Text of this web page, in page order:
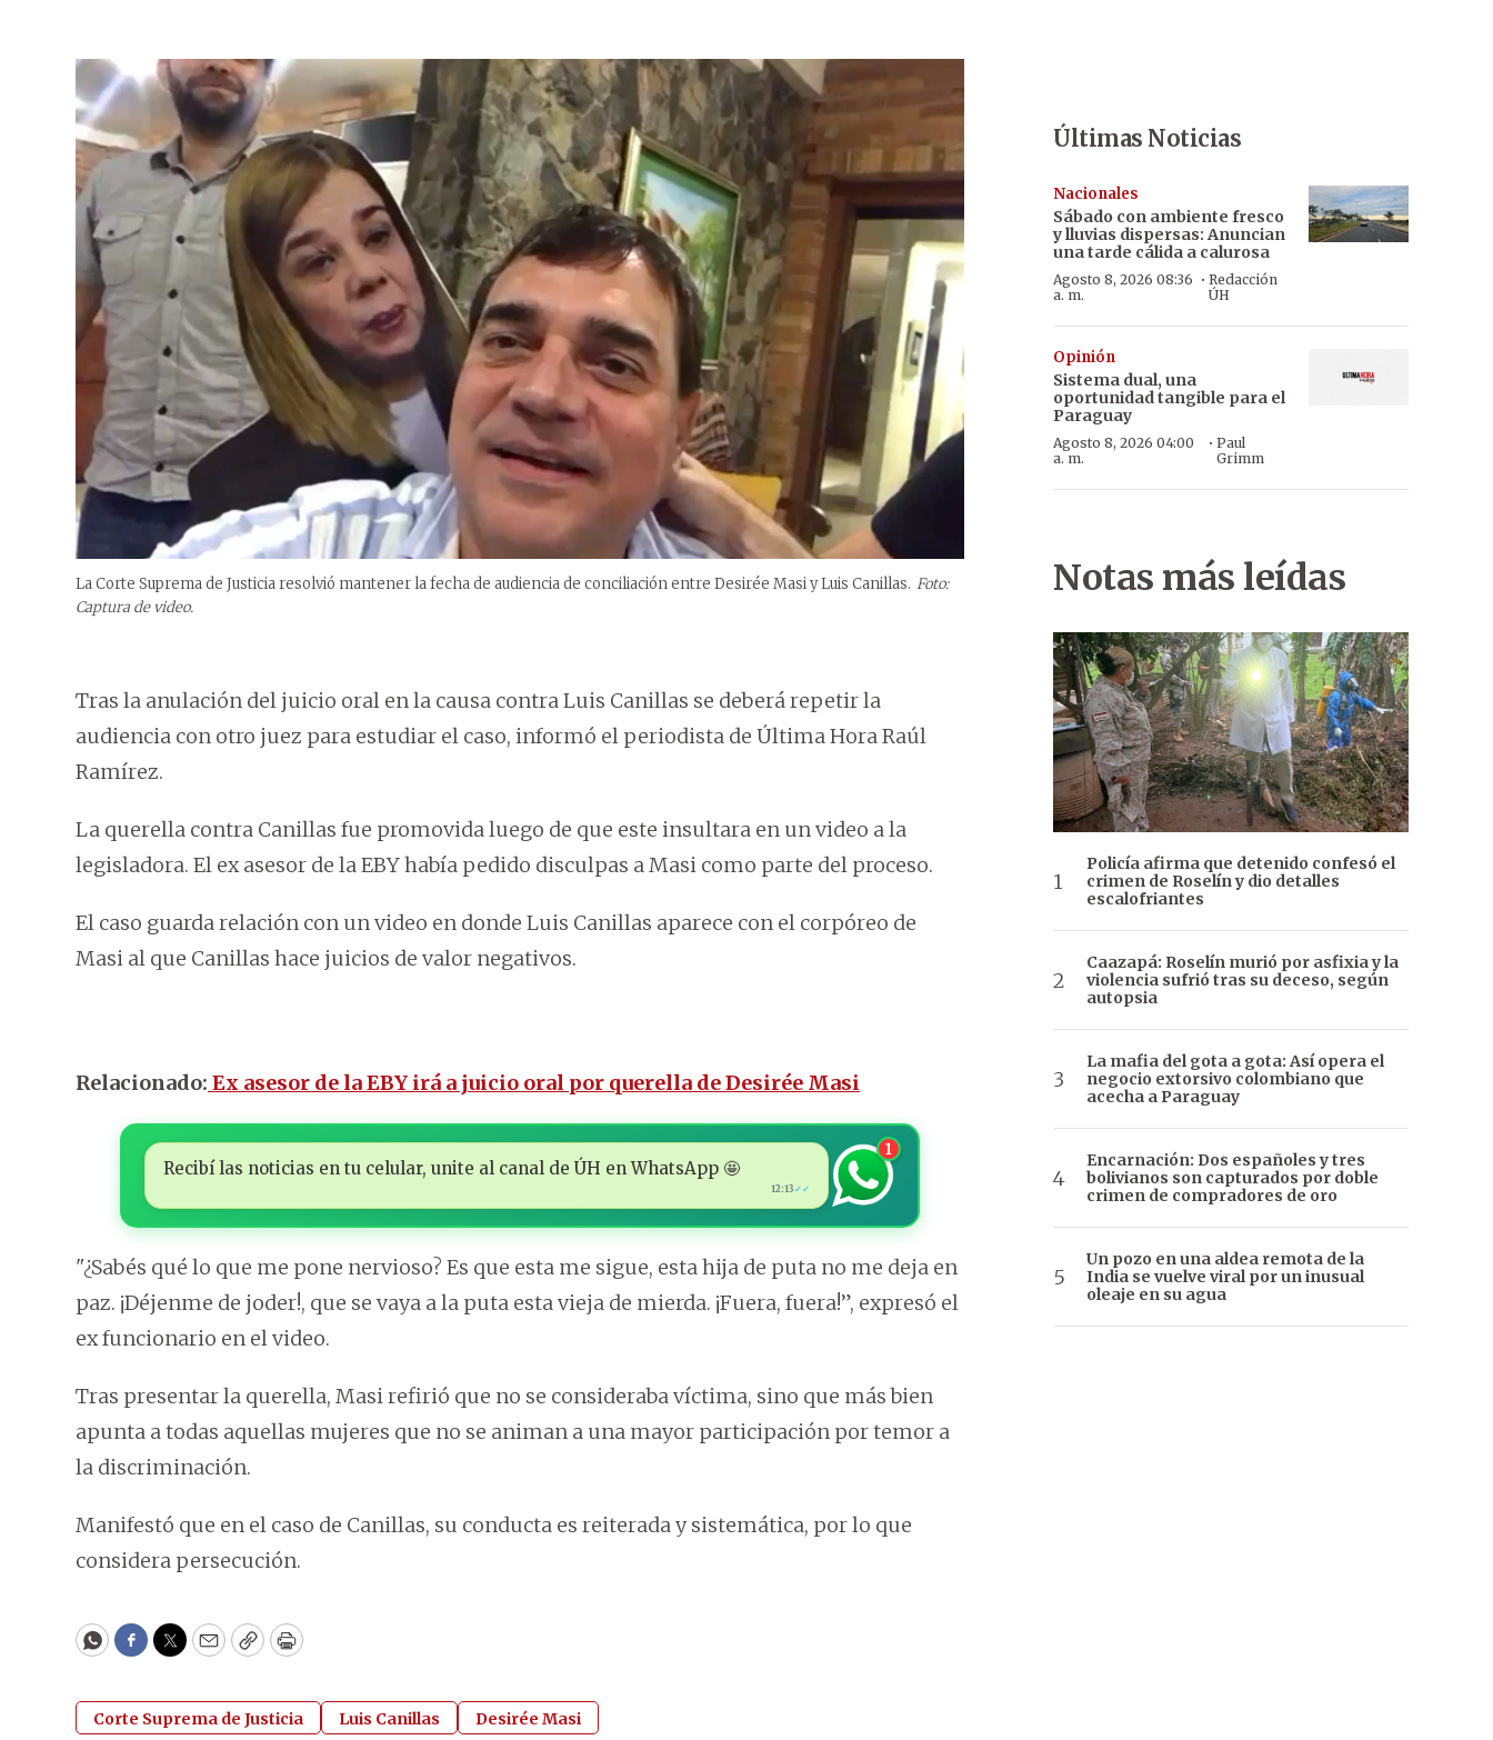
La Corte Suprema de Justicia resolvió mantener la fecha de audiencia de conciliación entre Desirée Masi y Luis Canillas. Foto:
Captura de video.
Tras la anulación del juicio oral en la causa contra Luis Canillas se deberá repetir la
audiencia con otro juez para estudiar el caso, informó el periodista de Última Hora Raúl
Ramírez.
La querella contra Canillas fue promovida luego de que este insultara en un video a la
legisladora. El ex asesor de la EBY había pedido disculpas a Masi como parte del proceso.
El caso guarda relación con un video en donde Luis Canillas aparece con el corpóreo de
Masi al que Canillas hace juicios de valor negativos.
Relacionado: Ex asesor de la EBY irá a juicio oral por querella de Desirée Masi
Recibí las noticias en tu celular, unite al canal de ÚH en WhatsApp 🤩
12:13 ✓✓
1
"¿Sabés qué lo que me pone nervioso? Es que esta me sigue, esta hija de puta no me deja en
paz. ¡Déjenme de joder!, que se vaya a la puta esta vieja de mierda. ¡Fuera, fuera!”, expresó el
ex funcionario en el video.
Tras presentar la querella, Masi refirió que no se consideraba víctima, sino que más bien
apunta a todas aquellas mujeres que no se animan a una mayor participación por temor a
la discriminación.
Manifestó que en el caso de Canillas, su conducta es reiterada y sistemática, por lo que
considera persecución.
WhatsApp
Facebook
Twitter
EmailCopyPrint
Corte Suprema de Justicia Luis Canillas Desirée Masi
Últimas Noticias
Nacionales
Sábado con ambiente fresco
y lluvias dispersas: Anuncian
una tarde cálida a calurosa
Agosto 8, 2026 08:36
a. m.
·Redacción
ÚH
Opinión
Sistema dual, una
oportunidad tangible para el
Paraguay
Agosto 8, 2026 04:00
a. m.
·Paul
Grimm
Notas más leídas
Policía afirma que detenido confesó el
crimen de Roselín y dio detalles
escalofriantes
Caazapá: Roselín murió por asfixia y la
violencia sufrió tras su deceso, según
autopsia
La mafia del gota a gota: Así opera el
negocio extorsivo colombiano que
acecha a Paraguay
Encarnación: Dos españoles y tres
bolivianos son capturados por doble
crimen de compradores de oro
Un pozo en una aldea remota de la
India se vuelve viral por un inusual
oleaje en su agua